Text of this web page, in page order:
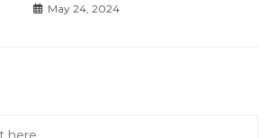
May 24, 2024